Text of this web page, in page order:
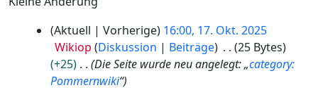
Aktuell Vorherige 16:00, 17. Okt. 2025
Wikiop Diskussion Beiträge
25 Bytes
+25
Die Seite wurde neu angelegt: „category:
Pommernwiki“